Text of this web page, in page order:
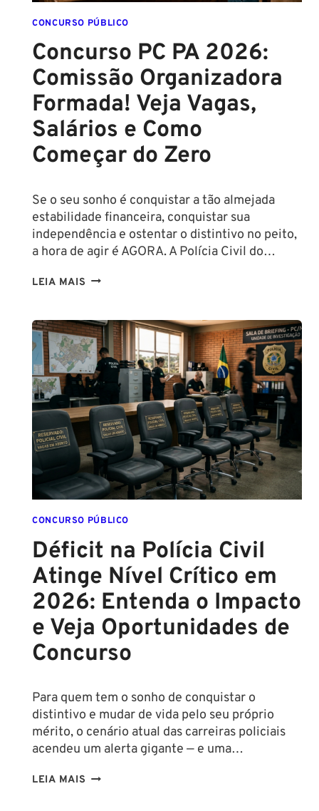
SALÁRIOS
CHEGAM
R$
43
CONCURSO PÚBLICO
Concurso PC PA 2026:
Comissão Organizadora
Formada! Veja Vagas,
Salários e Como
Começar do Zero
Se o seu sonho é conquistar a tão almejada
estabilidade financeira, conquistar sua
independência e ostentar o distintivo no peito,
a hora de agir é AGORA. A Polícia Civil do…
LEIA MAIS CONCURSO
2026:
COMISSÃO
ORGANIZADORA
FORMADA!
VEJA
VAGAS,
SALÁRIOS
E
COMO
COMEÇAR
DO
ZERO
CONCURSO PÚBLICO
Déficit na Polícia Civil
Atinge Nível Crítico em
2026: Entenda o Impacto
e Veja Oportunidades de
Concurso
Para quem tem o sonho de conquistar o
distintivo e mudar de vida pelo seu próprio
mérito, o cenário atual das carreiras policiais
acendeu um alerta gigante — e uma…
LEIA MAIS DÉFICIT